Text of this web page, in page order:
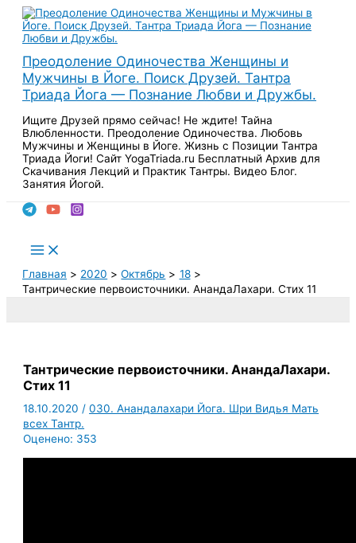
Перейти
содержимому
Преодоление Одиночества Женщины и
Мужчины в Йоге. Поиск Друзей. Тантра
Триада Йога — Познание Любви и Дружбы.
Ищите Друзей прямо сейчас! Не ждите! Тайна
Влюбленности. Преодоление Одиночества. Любовь
Мужчины и Женщины в Йоге. Жизнь с Позиции Тантра
Триада Йоги! Сайт YogaTriada.ru Бесплатный Архив для
Скачивания Лекций и Практик Тантры. Видео Блог.
Занятия Йогой.
Main
Menu
Главная
2020 Октябрь
18
Тантрические первоисточники. АнандаЛахари. Стих 11
Тантрические первоисточники. АнандаЛахари.
Стих 11
18.10.2020/030. Анандалахари Йога. Шри Видья Мать
всех Тантр.
Оценено: 353